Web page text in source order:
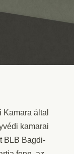
által
kamarai
BLB Bagdi-